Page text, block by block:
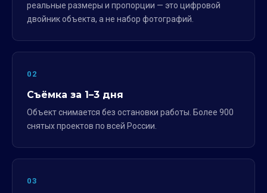
реальные размеры и пропорции — это цифровой
двойник объекта, а не набор фотографий.
02
Съёмка за 1–3 дня
Объект снимается без остановки работы. Более 900
снятых проектов по всей России.
03